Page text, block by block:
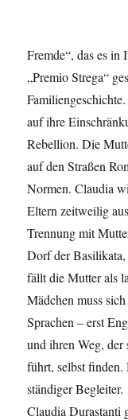
Fremde“, das es
„Premio Strega“
auf ihre
Rebellion. Die
auf den Straßen
Normen. Claudia
Eltern zeitweilig
Trennung mit
Dorf der Basilikata,
fällt die Mutter als
Mädchen muss
Sprachen – erst
und ihren Weg,
führt, selbst
ständiger Begleiter.
Claudia Durastanti